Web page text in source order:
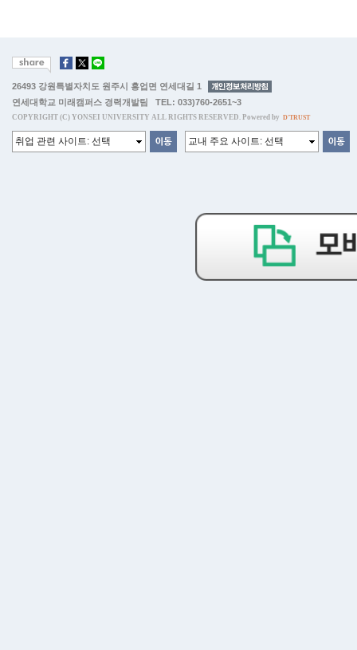
26493 강원특별자치도 원주시 흥업면 연세대길 1
연세대학교 미래캠퍼스 경력개발팀 TEL: 033)760-2651~3
COPYRIGHT (C) YONSEI UNIVERSITY ALL RIGHTS RESERVED. Powered by D'TRUST